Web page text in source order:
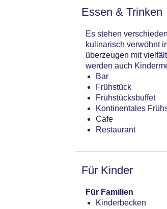
Anzahl der
Zimmerservice
Sonnenterrasse
Gesamtanzahl der
Gesamtanzahl der
Zahlungsarten:
Landeskategorie: 3
Essen & Trinken
Es stehen
kulinarisch verwöhnt
überzeugen mit
werden auch
Bar
Frühstück
Frühstücksbuffet
Kontinentales
Cafe
Restaurant
Für Kinder
Für Familien
Kinderbecken